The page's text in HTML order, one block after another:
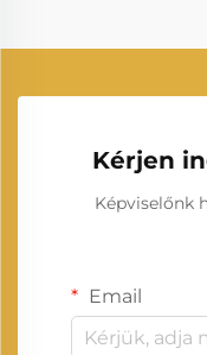
Kérjen
Képviselőnk
Email